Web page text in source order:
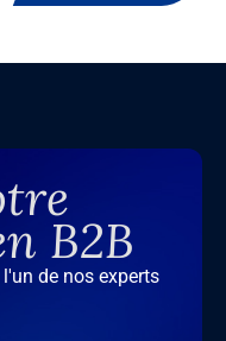
B2B
de nos experts